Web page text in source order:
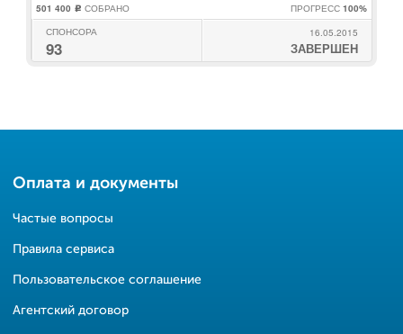
501 400 c СОБРАНО ПРОГРЕСС 100%
СПОНСОРА
93
16.05.2015
ЗАВЕРШЕН
Оплата и документы
Частые вопросы
Правила сервиса
Пользовательское соглашение
Агентский договор